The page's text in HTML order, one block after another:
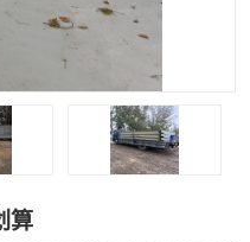
算
木材撕碎机
金属撕碎机